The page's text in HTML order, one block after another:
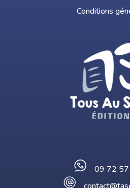
Conditions
09 72 57